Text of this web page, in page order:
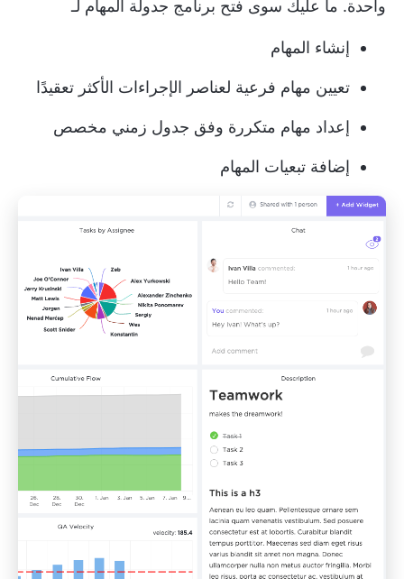
واحدة. ما عليك سوى فتح برنامج جدولة المهام لـ
إنشاء المهام
تعيين مهام فرعية لعناصر الإجراءات الأكثر تعقيدًا
إعداد مهام متكررة وفق جدول زمني مخصص
إضافة تبعيات المهام